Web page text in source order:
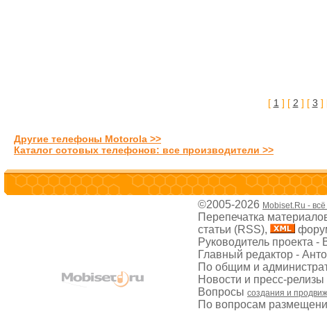
[ 1 ] [ 2 ] [ 3 ]
Другие телефоны Motorola >>
Каталог сотовых телефонов: все производители >>
©2005-2026 Mobiset.Ru -
Перепечатка
статьи (RSS),
Руководитель проекта
Главный редактор -
По общим и
Новости и пресс-
Вопросы создания и
По вопросам